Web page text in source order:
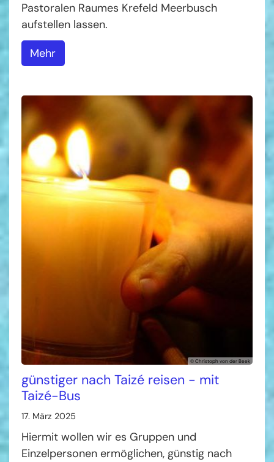
Pastoralen Raumes Krefeld Meerbusch
aufstellen lassen.
Mehr
© Christoph von der Beek
günstiger nach Taizé reisen - mit
Taizé-Bus
17. März 2025
Hiermit wollen wir es Gruppen und
Einzelpersonen ermöglichen, günstig nach